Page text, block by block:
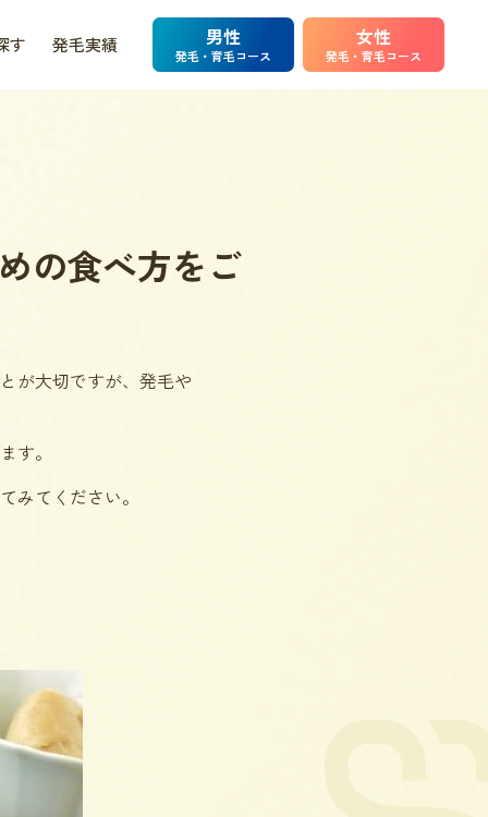
す 発毛実績 男性
発毛・育毛コース
女性
発毛・育毛コース
の食べ方をご
が大切ですが、発毛や
す。
みてください。